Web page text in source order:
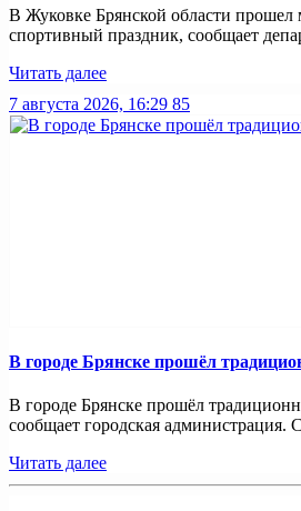
В Жуковке Брянской области
спортивный праздник, сообщает
Читать далее
7 августа 2026, 16:29 85
В городе Брянске прошёл
В городе Брянске прошёл
сообщает городская администрация.
Читать далее